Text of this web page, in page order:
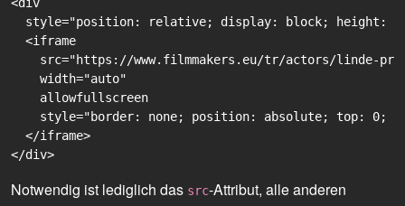
style="position: relative; display: block; height:
  <iframe
src="https://www.filmmakers.eu/tr/actors/linde-
    width="auto"
    allowfullscreen
style="border: none; position: absolute; top: 0;
  </iframe>
Notwendig ist lediglich das src-Attribut, alle anderen